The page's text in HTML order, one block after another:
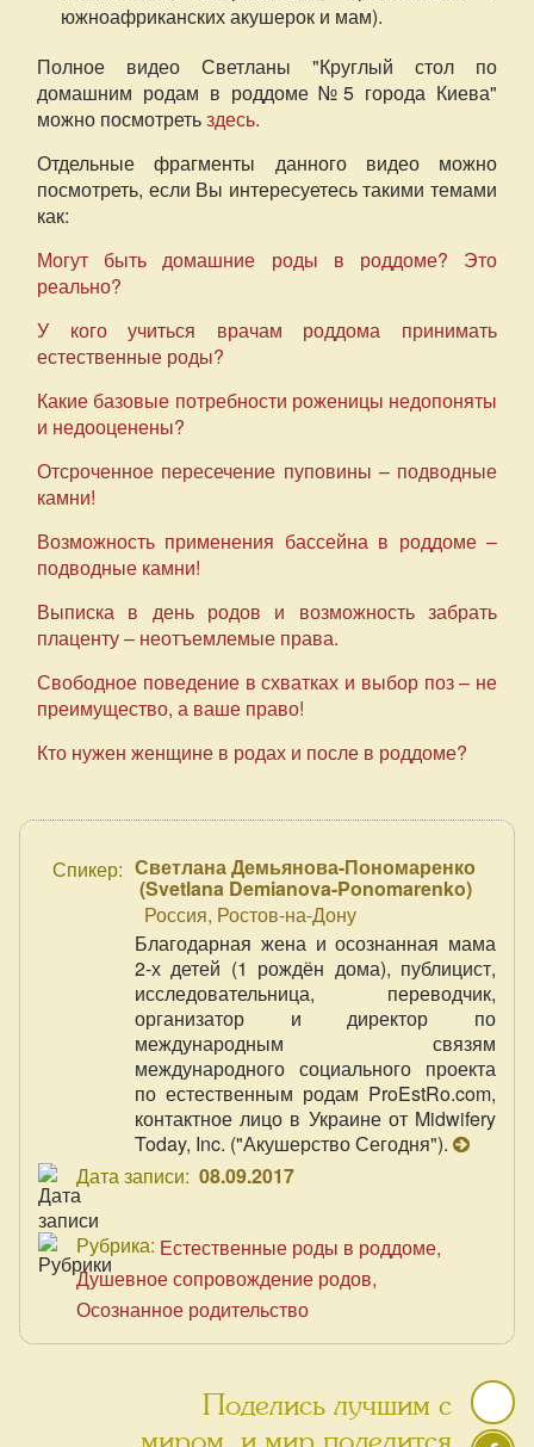
южноафриканских акушерок и мам).
Полное видео Светланы "Круглый стол по
домашним родам в роддоме №5 города Киева"
можно посмотретьздесь.
Отдельные фрагменты данного видео можно
посмотреть, если Вы интересуетесь такими темами
как:
Могут быть домашние роды в роддоме? Это
реально?
У кого учиться врачам роддома принимать
естественные роды?
Какие базовые потребности роженицы недопоняты
и недооценены?
Отсроченное пересечение пуповины – подводные
камни!
Возможность применения бассейна в роддоме –
подводные камни!
Выписка в день родов и возможность забрать
плаценту – неотъемлемые права.
Свободное поведение в схватках и выбор поз – не
преимущество, а ваше право!
Кто нужен женщине в родах и после в роддоме?
Спикер: Светлана Демьянова-Пономаренко
(Svetlana Demianova-Ponomarenko)
Россия, Ростов-на-Дону
Благодарная жена и осознанная мама
2-х детей (1 рождён дома), публицист,
исследовательница, переводчик,
организатор и директор по
международным связям
международного социального проекта
по естественным родам ProEstRo.com,
контактное лицо в Украине от Midwifery
Today, Inc. ("Акушерство Сегодня").
Дата записи: 08.09.2017
Рубрика: Естественные роды в роддоме
Душевное сопровождение родов
Осознанное родительство
Поделись лучшим с
миром, и мир поделится